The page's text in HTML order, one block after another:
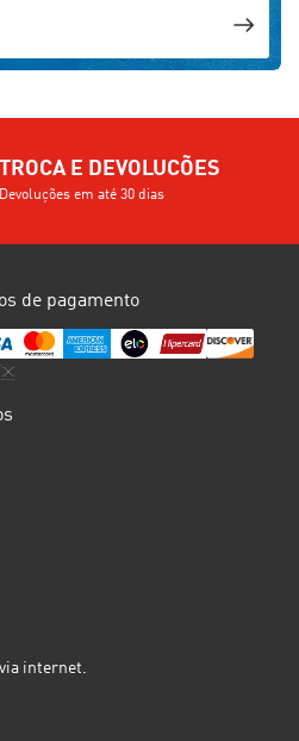
TROCA E DEVOLUCÕES
Devoluções em até 30 dias
de pagamento
internet.